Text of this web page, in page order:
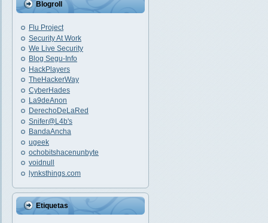
Blogroll
Flu Project
Security At Work
We Live Security
Blog Segu-Info
HackPlayers
TheHackerWay
CyberHades
La9deAnon
DerechoDeLaRed
Snifer@L4b's
BandaAncha
ugeek
ochobitshacenunbyte
voidnull
lynksthings.com
Etiquetas